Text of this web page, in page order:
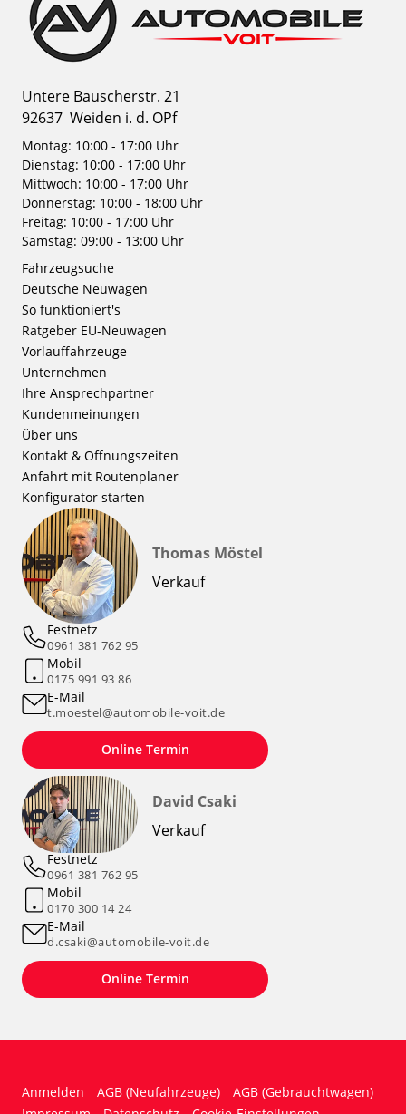
Untere Bauscherstr. 21
92637 Weiden i. d. OPf
Montag: 10:00 - 17:00 Uhr
Dienstag: 10:00 - 17:00 Uhr
Mittwoch: 10:00 - 17:00 Uhr
Donnerstag: 10:00 - 18:00 Uhr
Freitag: 10:00 - 17:00 Uhr
Samstag: 09:00 - 13:00 Uhr
Fahrzeugsuche
Deutsche Neuwagen
So funktioniert's
Ratgeber EU-Neuwagen
Vorlauffahrzeuge
Unternehmen
Ihre Ansprechpartner
Kundenmeinungen
Über uns
Kontakt & Öffnungszeiten
Anfahrt mit Routenplaner
Konfigurator starten
Thomas Möstel
Verkauf
Festnetz
0961 381 762 95
Mobil
0175 991 93 86
E-Mail
t.moestel@automobile-voit.de
Online Termin
David Csaki
Verkauf
Festnetz
0961 381 762 95
Mobil
0170 300 14 24
E-Mail
d.csaki@automobile-voit.de
Online Termin
Anmelden AGB (Neufahrzeuge)
AGB (Gebrauchtwagen)